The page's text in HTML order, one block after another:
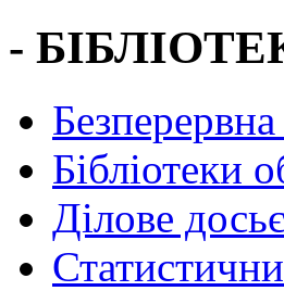
-
Безперервна
Бібліотеки
Ділове досьє